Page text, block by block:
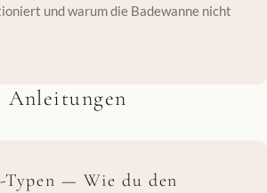
und warum die Badewanne nicht
Anleitungen
Typen — Wie du den